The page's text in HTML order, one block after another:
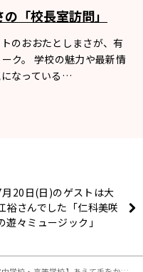
「校長室訪問」
のおおたとしまさが、有
ク。 学校の魅力や最新情
なっている…
月20日(日)のゲストは大
裕さんでした「仁科美咲
遊々ミュージック」